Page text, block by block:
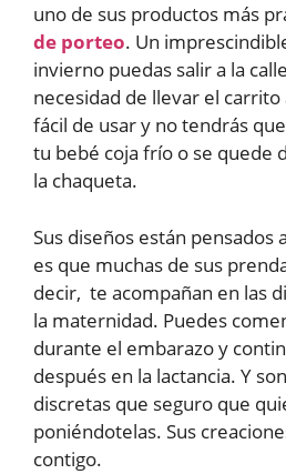
uno de sus productos más
de porteo. Un
invierno puedas salir a la
necesidad de llevar el
fácil de usar y no tendrás
tu bebé coja frío o se quede
la chaqueta.
Sus diseños están pensados
es que muchas de sus
decir, te acompañan en las
la maternidad. Puedes
durante el embarazo y
después en la lactancia. Y
discretas que seguro que
poniéndotelas. Sus
contigo.